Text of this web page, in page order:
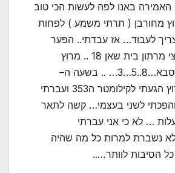
באנו לפה לעשות הכי טוב
מחורבן ( תרתי משמע ) לפחות
לעבוד… אז עבדתי.. הפער
ירד – .25..23.. חצי מרתון בית שאן 18 .. מרוץ
אייל… מרוץ כפר סבא…8..5…3… .. בשעה ה–
72 מתוך 72 למרוץ הגעתי לקילומטר ה353 ועברתי
והפכתי לשני בעצמי… קשה לתאר
… לא כי אני עברתי
נשברת למרות כל מה שהיה
כל הסיבות לוותר…..